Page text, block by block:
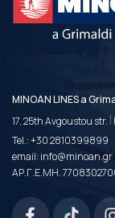
MINOAN LINES a
17, 25th Avgoustou str. |
Tel.:+30 2810399899
email:info@minoan.gr
ΑΡ.Γ.Ε.ΜΗ.